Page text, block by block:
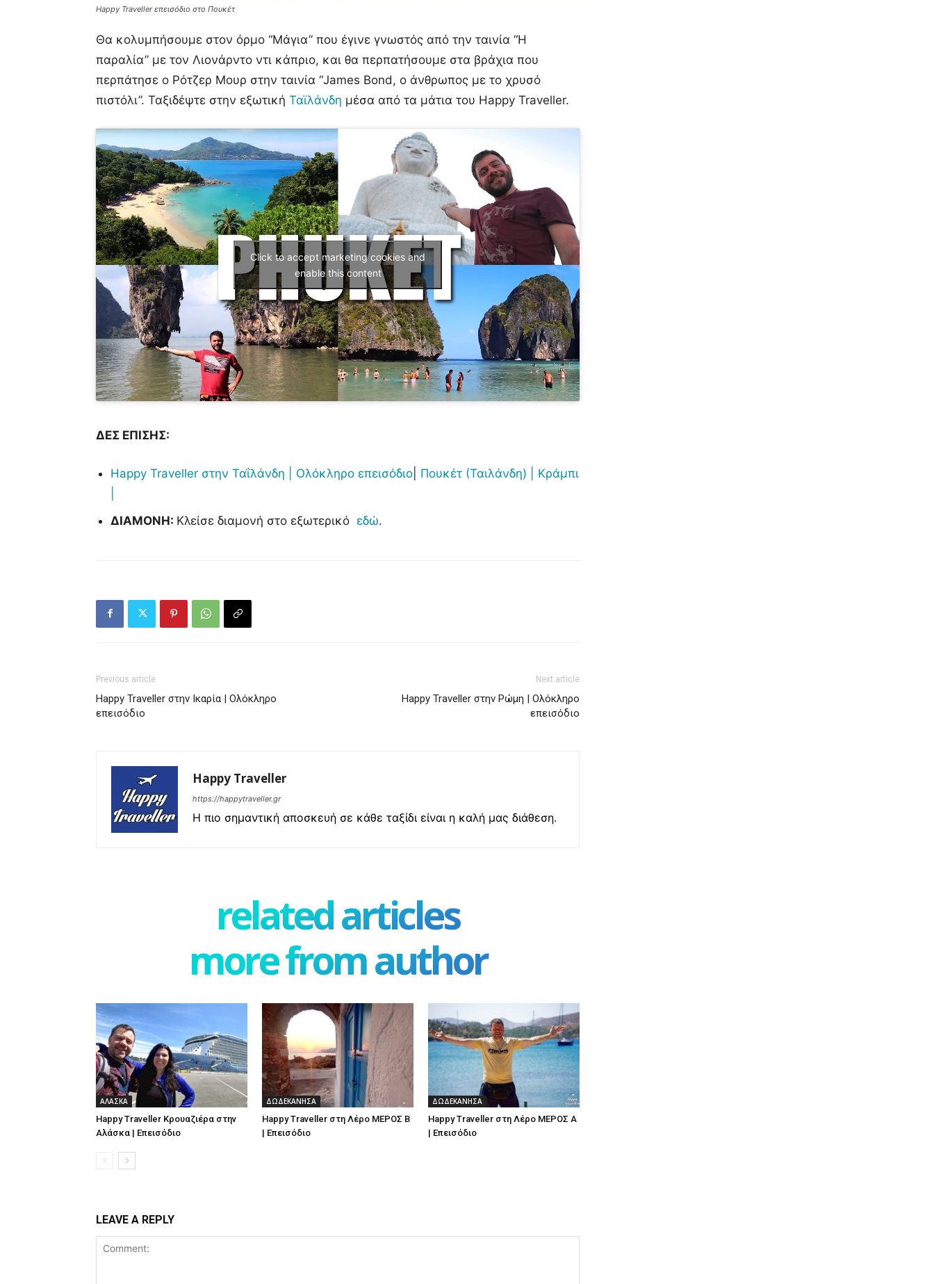
Happy Traveller επεισόδιο στο Πουκέτ
Θα κολυμπήσουμε στον όρμο “Μάγια” που έγινε γνωστός από την ταινία “Η
παραλία” με τον Λιονάρντο ντι κάπριο, και θα περπατήσουμε στα βράχια που
περπάτησε ο Ρότζερ Μουρ στην ταινία “James Bond, ο άνθρωπος με το χρυσό
πιστόλι”. Ταξιδέψτε στην εξωτική Ταϊλάνδη μέσα από τα μάτια του Happy Traveller.
Click to accept marketing cookies and
enable this content
ΔΕΣ ΕΠΙΣΗΣ:
Happy Traveller στην Ταΐλάνδη | Ολόκληρο επεισόδιο Πουκέτ (Ταιλάνδη) |
Κράμπι
ΔΙΑΜΟΝΗ: Κλείσε διαμονή στο εξωτερικό εδώ.
Previous article
Happy Traveller στην Ικαρία | Ολόκληρο
επεισόδιο
Next article
Happy Traveller στην Ρώμη | Ολόκληρο
επεισόδιο
Happy Traveller
https://happytraveller.gr
Η πιο σημαντική αποσκευή σε κάθε ταξίδι είναι η καλή μας διάθεση.
related articles
more from author
ΑΛΑΣΚΑ
Happy Traveller Κρουαζιέρα στην
Αλάσκα | Επεισόδιο
ΔΩΔΕΚΑΝΗΣΑ
Happy Traveller στη Λέρο ΜΕΡΟΣ Β
| Επεισόδιο
ΔΩΔΕΚΑΝΗΣΑ
Happy Traveller στη Λέρο ΜΕΡΟΣ Α
| Επεισόδιο
LEAVE A REPLY